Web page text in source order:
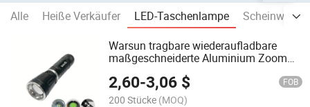
Alle Heiße Verkäufer LED-Taschenlampe
Scheinwerfer
Warsun tragbare wiederaufladbare
maßgeschneiderte Aluminium Zoom
Taschenlampe
2,60-3,06 $ FOB
200 Stücke (MOQ)